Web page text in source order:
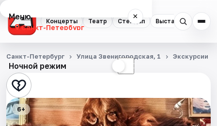
Концерты Театр Стендап Выставки
Меню ×
Санкт-Петербург
Концерты
Театр
Стендап
Выставки
Ночной режим ☾
Санкт-Петербург Улица Звенигородская, 1 Экскурсии
6+